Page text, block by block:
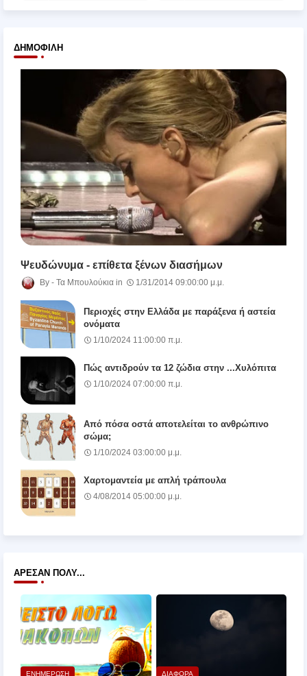
ΔΗΜΟΦΙΛΉ
Ψευδώνυμα - επίθετα ξένων διασήμων
Τα Μπουλούκια 1/31/2014 09:00:00 μ.μ.
Περιοχές στην Ελλάδα με παράξενα ή αστεία
ονόματα
1/10/2024 11:00:00 π.μ.
Πώς αντιδρούν τα 12 ζώδια στην ...Χυλόπιτα
1/10/2024 07:00:00 π.μ.
Από πόσα οστά αποτελείται το ανθρώπινο
σώμα;
1/10/2024 03:00:00 μ.μ.
Χαρτομαντεία με απλή τράπουλα
4/08/2014 05:00:00 μ.μ.
ΆΡΕΣΑΝ ΠΟΛΎ...
ΕΝΗΜΕΡΩΣΗ ΔΙΑΦΟΡΑ